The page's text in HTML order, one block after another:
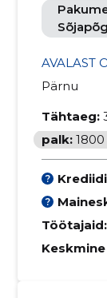
AVALAST
Pärnu
Tähtaeg:
palk:
Töötajaid: